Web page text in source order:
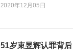
2020年12月05日
51岁束昱辉认罪背